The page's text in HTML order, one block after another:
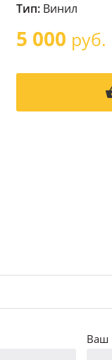
Тип: Винил
5 000 руб.
Ваш